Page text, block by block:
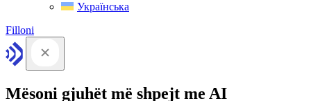
Українська
Filloni
Mësoni gjuhët më shpejt me AI